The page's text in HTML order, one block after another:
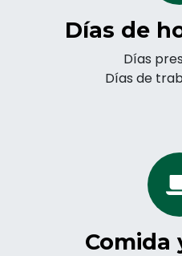
Días de
Días
Días de
Comida